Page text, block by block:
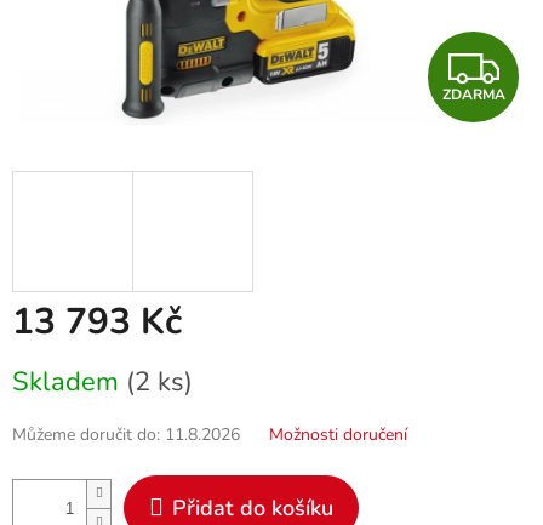
Z
D
ZDARMA
13 793 Kč
cena:
Skladem (2 ks)
Můžeme doručit do: 11.8.2026 Možnosti doručení
Přidat do košíku